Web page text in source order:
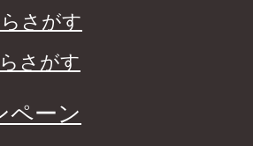
さがす
さがす
ペーン